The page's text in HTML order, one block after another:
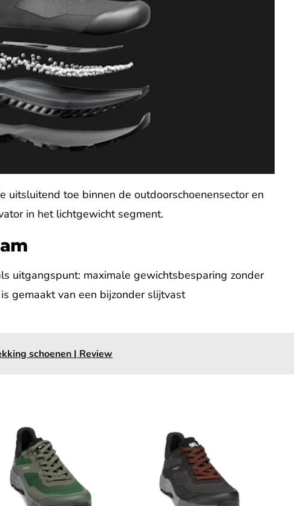
uitsluitend toe binnen de outdoorschoenensector en
in het lichtgewicht segment.
uitgangspunt: maximale gewichtsbesparing zonder
gemaakt van een bijzonder slijtvast
schoenen | Review